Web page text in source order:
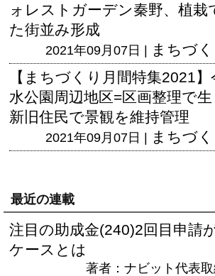
ォレストガーデン秦野、植栽
た街並み形成
2021年09月07日 | まちづ
【まちづくり月間特集2021
水公園周辺地区=区画整理で生
新旧住民で景観を維持管理
2021年09月07日 | まちづ
最近の連載
注目の助成金(240)2回目申請
ケースとは
著者：ナビット代表